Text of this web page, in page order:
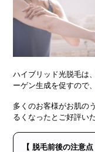
ハイブリッド光脱毛は
ーゲン生成を促すので
多くのお客様がお肌の
るくなったとご好評い
【 脱毛前後の注意点